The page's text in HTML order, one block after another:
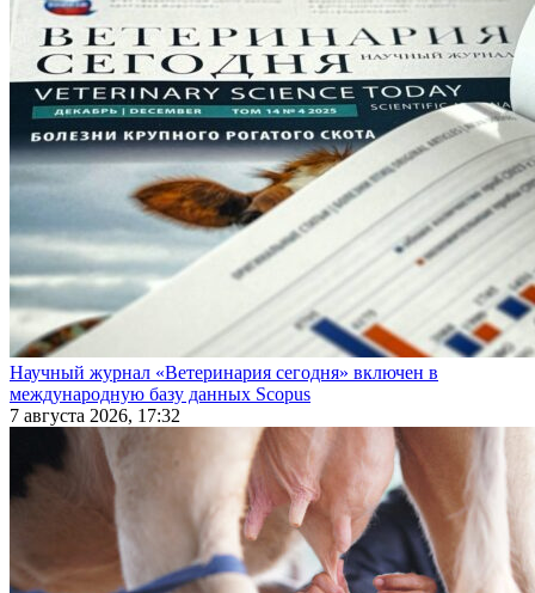
Научный журнал «Ветеринария сегодня» включен в
международную базу данных Scopus
7 августа 2026, 17:32